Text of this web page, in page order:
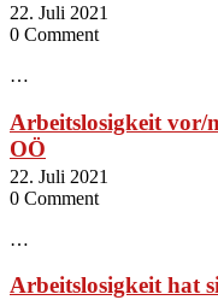
22. Juli 2021
0 Comment
…
Arbeitslosigkeit vor/
OÖ
22. Juli 2021
0 Comment
…
Arbeitslosigkeit hat